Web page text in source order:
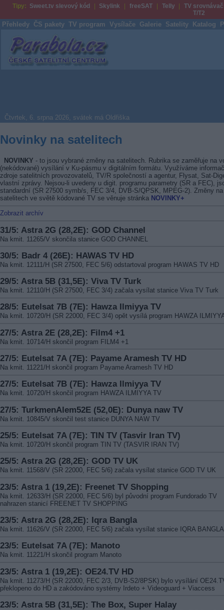
Tipy: Sweet.tv slevový kód Skylink freeSAT Telly
TV srovnávač
T/T2
Přehledy ČS pakety TV program Vysílače Galerie Satelity Katalog
Parabola.cz
Čtvrtek, 6. srpna 2026, svátek má Oldřiška
Novinky na satelitech
NOVINKY - to jsou vybrané změny na satelitech. Rubrika se zaměřuje na
(nekódované) vysílání v Ku-pásmu v digitálním formátu. Využíváme
zdroje satelitních provozovatelů, TV/R společností a agentur, Flysat, Sat-
vlastní zprávy. Nejsou-li uvedeny u digit. programu parametry (SR a FEC),
standardní (SR 27500 symb/s, FEC 3/4, DVB-S/QPSK, MPEG-2). Změny na
satelitech ve světě kódované TV se věnuje stránka NOVINKY+
Zobrazit archív
31/5: Astra 2G (28,2E): GOD Channel
Na kmit. 11265/V skončila stanice GOD CHANNEL
30/5: Badr 4 (26E): HAWAS TV HD
Na kmit. 12111/H (SR 27500, FEC 5/6) odstartoval program HAWAS TV HD
29/5: Astra 5B (31,5E): Viva TV Turk
Na kmit. 12110/H (SR 27500, FEC 3/4) začala vysílat stanice Viva TV Turk
28/5: Eutelsat 7B (7E): Hawza Ilmiyya TV
Na kmit. 10720/H (SR 22000, FEC 3/4) opět vysílá program HAWZA
27/5: Astra 2E (28,2E): Film4 +1
Na kmit. 10714/H skončil program FILM4 +1
27/5: Eutelsat 7A (7E): Payame Aramesh TV HD
Na kmit. 11221/H skončil program Payame Aramesh TV HD
27/5: Eutelsat 7B (7E): Hawza Ilmiyya TV
Na kmit. 10720/H skončil program HAWZA ILMIYYA TV
27/5: TurkmenAlem52E (52,0E): Dunya naw TV
Na kmit. 10845/V skončil test stanice DUNYA NAW TV
25/5: Eutelsat 7A (7E): TIN TV (Tasvir Iran TV)
Na kmit. 10720/H skončil program TIN TV (TASVIR IRAN TV)
25/5: Astra 2G (28,2E): GOD TV UK
Na kmit. 11568/V (SR 22000, FEC 5/6) začala vysílat stanice GOD TV UK
23/5: Astra 1 (19,2E): Freenet TV Shopping
Na kmit. 12633/H (SR 22000, FEC 5/6) byl původní program Fundorado TV
nahrazen stanicí FREENET TV SHOPPING
23/5: Astra 2G (28,2E): Iqra Bangla
Na kmit. 11626/V (SR 22000, FEC 5/6) začala vysílat stanice IQRA BANGLA
23/5: Eutelsat 7A (7E): Manoto
Na kmit. 11221/H skončil program Manoto
23/5: Astra 1 (19,2E): OE24.TV HD
Na kmit. 11273/H (SR 22000, FEC 2/3, DVB-S2/8PSK) bylo vysílání
překlopeno do HD a zakódováno systémy Irdeto + Videoguard + Viaccess
23/5: Astra 5B (31,5E): The Box, Super Halay